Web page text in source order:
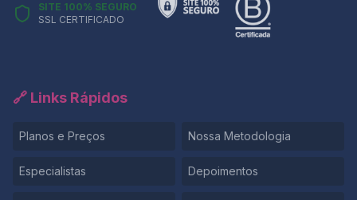
SITE 100% SEGURO
SSL CERTIFICADO
🔗 Links Rápidos
Planos e Preços Nossa Metodologia
Especialistas Depoimentos